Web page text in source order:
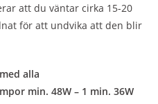
att du väntar cirka 15-20
för att undvika att den blir
alla
min. 48W – 1 min. 36W